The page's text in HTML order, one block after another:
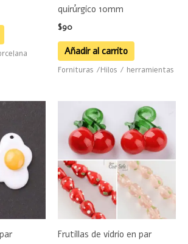
quirúrgico 10mm
$90
Añadir al carrito
Fornituras /Hilos / herramientas
Frutillas de vidrio en par
Rango
de
precios:
desde
$40
hasta
Este
producto
tiene
Las
opciones